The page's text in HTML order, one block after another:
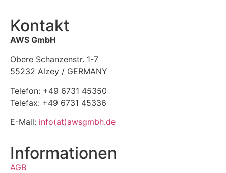
Kontakt
AWS GmbH
Obere Schanzenstr. 1-7
55232 Alzey / GERMANY
Telefon: +49 6731 45350
Telefax: +49 6731 45336
E-Mail: info(at)awsgmbh.de
Informationen
AGB